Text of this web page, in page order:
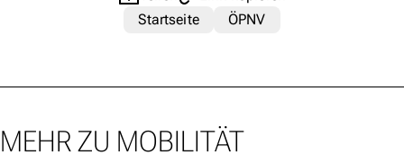
Startseite
ÖPNV
MEHR ZU MOBILITÄT